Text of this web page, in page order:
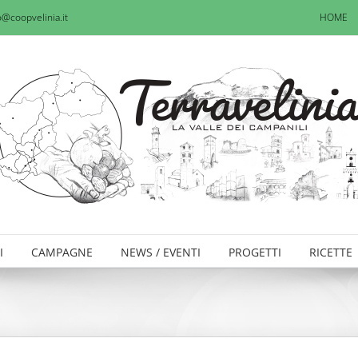
HOME
CAMPAGNE NEWS / EVENTI PROGETTI RICETTE